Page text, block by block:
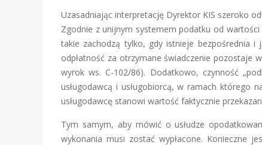
Uzasadniając interpretację Dyrektor KIS szeroko
Zgodnie z unijnym systemem podatku od
takie zachodzą tylko, gdy istnieje bezpośrednia i
odpłatność za otrzymane świadczenie pozostaje
wyrok ws. C-102/86). Dodatkowo, czynność
usługodawcą i usługobiorcą, w ramach którego
usługodawcę stanowi wartość faktycznie
Tym samym, aby mówić o usłudze
wykonania musi zostać wypłacone. Konieczne